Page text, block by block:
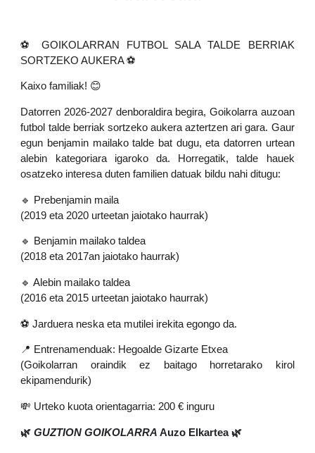
⚽ GOIKOLARRAN FUTBOL SALA TALDE BERRIAK
SORTZEKO AUKERA ⚽
Kaixo familiak! 😊
Datorren 2026-2027 denboraldira begira, Goikolarra auzoan
futbol talde berriak sortzeko aukera aztertzen ari gara. Gaur
egun benjamin mailako talde bat dugu, eta datorren urtean
alebin kategoriara igaroko da. Horregatik, talde hauek
osatzeko interesa duten familien datuak bildu nahi ditugu:
🔹 Prebenjamin maila
(2019 eta 2020 urteetan jaiotako haurrak)
🔹 Benjamin mailako taldea
(2018 eta 2017an jaiotako haurrak)
🔹 Alebin mailako taldea
(2016 eta 2015 urteetan jaiotako haurrak)
⚽ Jarduera neska eta mutilei irekita egongo da.
📍 Entrenamenduak: Hegoalde Gizarte Etxea
(Goikolarran oraindik ez baitago horretarako kirol
ekipamendurik)
💸 Urteko kuota orientagarria: 200 € inguru
🌿GUZTION GOIKOLARRAAuzo Elkartea 🌿